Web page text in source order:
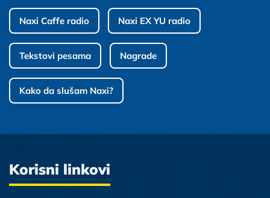
Naxi Caffe radio Naxi EX YU radio
Tekstovi pesama Nagrade
Kako da slušam Naxi?
Korisni linkovi